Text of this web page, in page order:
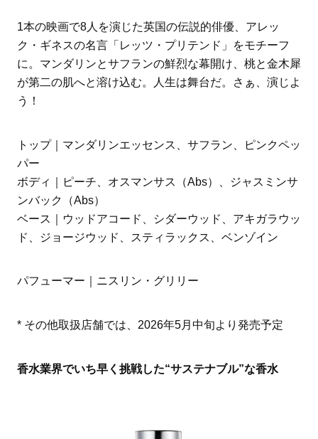
1本の映画で8人を演じた英国の伝説的俳優、アレッ
ク・ギネスの名言「レッツ・プリテンド」をモチーフ
に。マンダリンとサフランの鮮烈な幕開け、桃と金木犀
が第二の肌へと溶け込む。人生は舞台だ。さぁ、演じよ
う！
トップ｜マンダリンエッセンス、サフラン、ピンクペッ
パー
ボディ｜ピーチ、オスマンサス（Abs）、ジャスミンサ
ンバック（Abs）
ベース｜ウッドアコード、シダーウッド、アキガラウッ
ド、ジョージウッド、スティラックス、ベンゾイン
パフューマー｜ニスリン・グリリー
* その他取扱店舗では、2026年5月中旬より発売予定
香水業界でいち早く挑戦した“サステナブル”な香水